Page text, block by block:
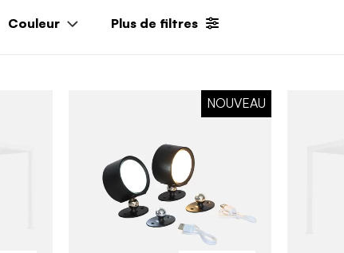
Couleur Plus de filtres
NOUVEAU